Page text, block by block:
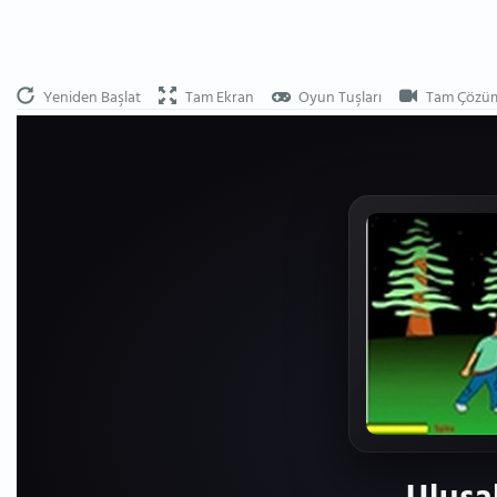
Yeniden Başlat Tam Ekran Oyun Tuşları Tam